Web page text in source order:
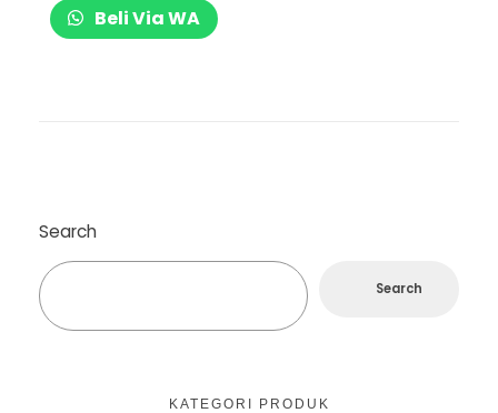
Beli Via WA
Search
Search
KATEGORI PRODUK